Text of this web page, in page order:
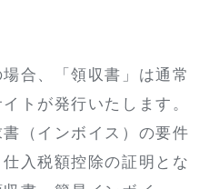
合、「領収書」は通常
トが発行いたします。
（インボイス）の要件
入税額控除の証明とな